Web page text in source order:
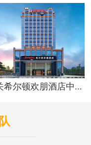
希尔顿欢朋酒店中...